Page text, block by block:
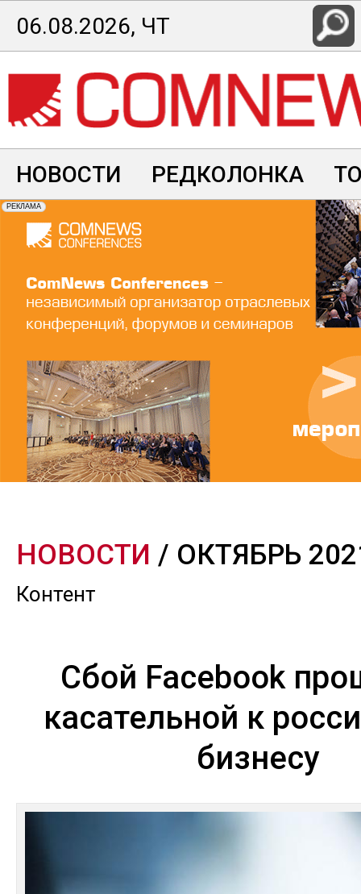
Перейти
к
основному
содержанию
06.08.2026, ЧТ
НОВОСТИ РЕДКОЛОНКА
НОВОСТИ / ОКТЯБРЬ
Контент
Сбой Facebook
касательной к
бизнесу